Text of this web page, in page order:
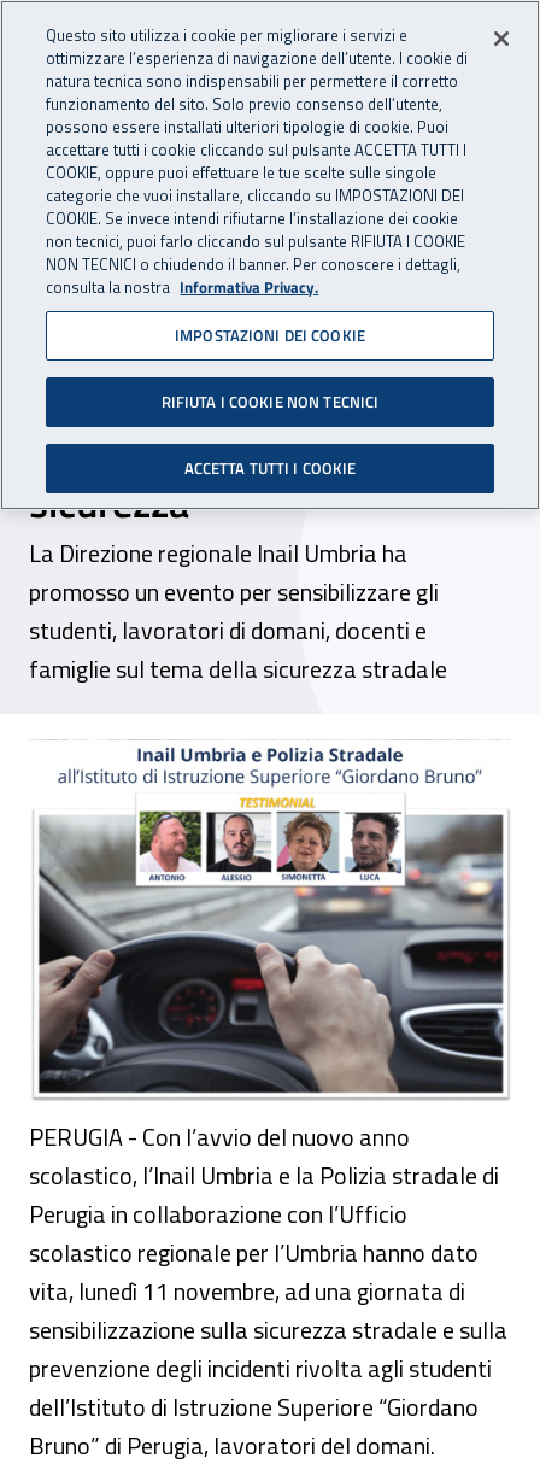
INAIL - Istituto Nazionale
Apri cerca
Navigazione principale
Navigazione - Ti trovi in:
Home Inail comunica News
12 novembre 2024
A scuola di educazione
stradale. In Umbria tornano
le giornate dedicate alla
sicurezza
La Direzione regionale Inail Umbria ha
promosso un evento per sensibilizzare gli
studenti, lavoratori di domani, docenti e
famiglie sul tema della sicurezza stradale
A scuola di educazione stradale. In
PERUGIA - Con l’avvio del nuovo anno
scolastico, l’Inail Umbria e la Polizia stradale di
Perugia in collaborazione con l’Ufficio
scolastico regionale per l’Umbria hanno dato
vita, lunedì 11 novembre, ad una giornata di
sensibilizzazione sulla sicurezza stradale e sulla
prevenzione degli incidenti rivolta agli studenti
dell’Istituto di Istruzione Superiore “Giordano
Bruno” di Perugia, lavoratori del domani.
Questo sito utilizza i cookie per migliorare i servizi e
ottimizzare l’esperienza di navigazione dell’utente. I cookie di
natura tecnica sono indispensabili per permettere il corretto
funzionamento del sito. Solo previo consenso dell’utente,
possono essere installati ulteriori tipologie di cookie. Puoi
accettare tutti i cookie cliccando sul pulsante ACCETTA TUTTI I
COOKIE, oppure puoi effettuare le tue scelte sulle singole
categorie che vuoi installare, cliccando su IMPOSTAZIONI DEI
COOKIE. Se invece intendi rifiutarne l’installazione dei cookie
non tecnici, puoi farlo cliccando sul pulsante RIFIUTA I COOKIE
NON TECNICI o chiudendo il banner. Per conoscere i dettagli,
consulta la nostra Informativa Privacy.
IMPOSTAZIONI DEI COOKIE
RIFIUTA I COOKIE NON TECNICI
ACCETTA TUTTI I COOKIE